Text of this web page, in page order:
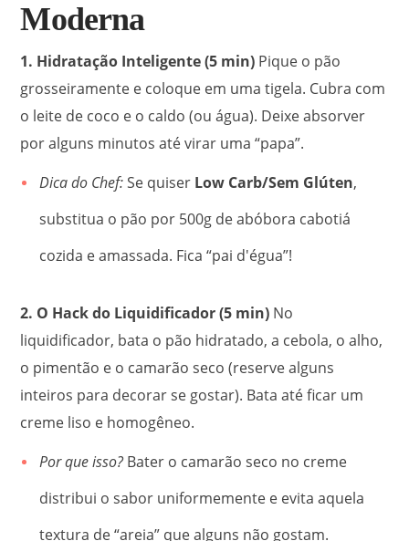
Moderna
1. Hidratação Inteligente (5 min) Pique o pão
grosseiramente e coloque em uma tigela. Cubra com
o leite de coco e o caldo (ou água). Deixe absorver
por alguns minutos até virar uma “papa”.
Dica do Chef:Se quiser Low Carb/Sem Glúten,
substitua o pão por 500g de abóbora cabotiá
cozida e amassada. Fica “pai d'égua”!
2. O Hack do Liquidificador (5 min) No
liquidificador, bata o pão hidratado, a cebola, o alho,
o pimentão e o camarão seco (reserve alguns
inteiros para decorar se gostar). Bata até ficar um
creme liso e homogêneo.
Por que isso?Bater o camarão seco no creme
distribui o sabor uniformemente e evita aquela
textura de “areia” que alguns não gostam.